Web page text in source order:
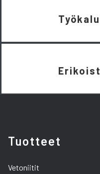
Tuotteet
Vetoniitit